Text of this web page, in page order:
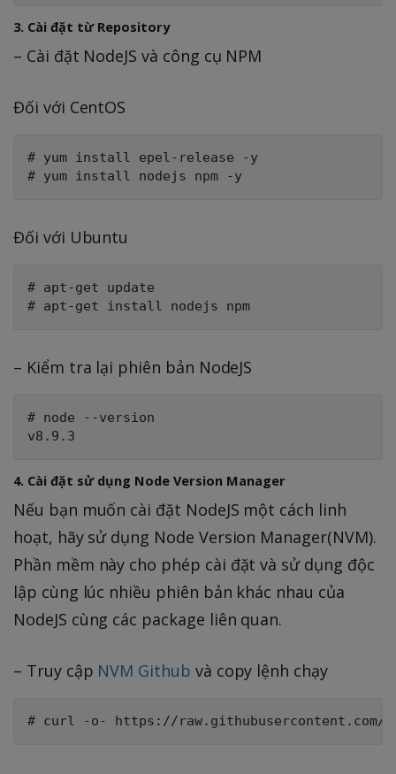
3. Cài đặt từ Repository
– Cài đặt NodeJS và công cụ NPM
Đối với CentOS
# yum install epel-release -y
Đối với Ubuntu
# apt-get update
– Kiểm tra lại phiên bản NodeJS
# node --version
4. Cài đặt sử dụng Node Version Manager
Nếu bạn muốn cài đặt NodeJS một cách linh
hoạt, hãy sử dụng Node Version Manager(NVM).
Phần mềm này cho phép cài đặt và sử dụng độc
lập cùng lúc nhiều phiên bản khác nhau của
NodeJS cùng các package liên quan.
– Truy cập NVM Github và copy lệnh chạy